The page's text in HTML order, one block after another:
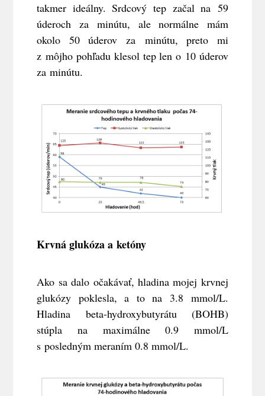
takmer ideálny. Srdcový tep začal na 59
úderoch za minútu, ale normálne mám
okolo 50 úderov za minútu, preto mi
z môjho pohľadu klesol tep len o 10 úderov
za minútu.
Krvná glukóza a ketóny
Ako sa dalo očakávať, hladina mojej krvnej
glukózy poklesla, a to na 3.8 mmol/L.
Hladina beta-hydroxybutyrátu (BOHB)
stúpla na maximálne 0.9 mmol/L
s posledným meraním 0.8 mmol/L.